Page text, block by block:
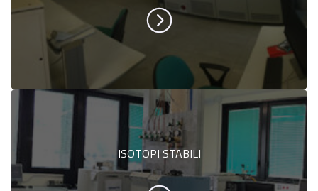
ISOTOPI STABILI